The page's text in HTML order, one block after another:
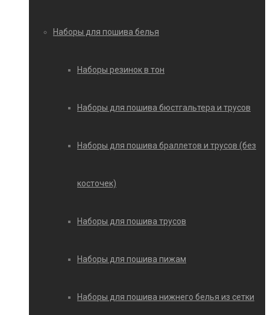
Наборы для пошива белья
Наборы резинок в тон
Наборы для пошива бюстгальтера и трусов
Наборы для пошива браллетов и трусов (без
косточек)
Наборы для пошива трусов
Наборы для пошива пижам
Наборы для пошива нижнего белья из сетки